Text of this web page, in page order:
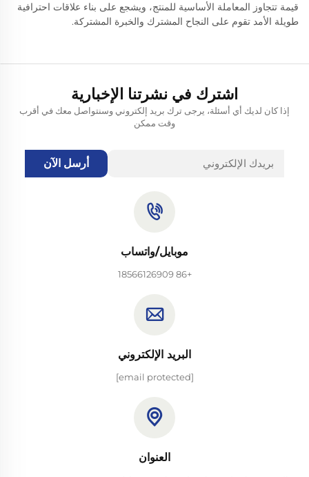
قيمة تتجاوز المعاملة الأساسية للمنتج، ويشجع على بناء علاقات احترافية
طويلة الأمد تقوم على النجاح المشترك والخبرة المشتركة.
اشترك في نشرتنا الإخبارية
إذا كان لديك أي أسئلة، يرجى ترك بريد إلكتروني وسنتواصل معك في أقرب
وقت ممكن
أرسل الآن
موبايل/واتساب
+86 18566126909
البريد الإلكتروني
[email protected]
العنوان